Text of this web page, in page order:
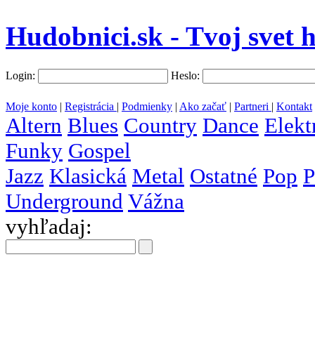
Hudobnici.sk - Tvoj svet
Login: Heslo:
Moje konto | Registrácia | Podmienky | Ako začať | Partneri | Kontakt
Altern Blues Country Dance
Funky Gospel
Jazz Klasická Metal Ostatné Pop
Underground Vážna
vyhľadaj: